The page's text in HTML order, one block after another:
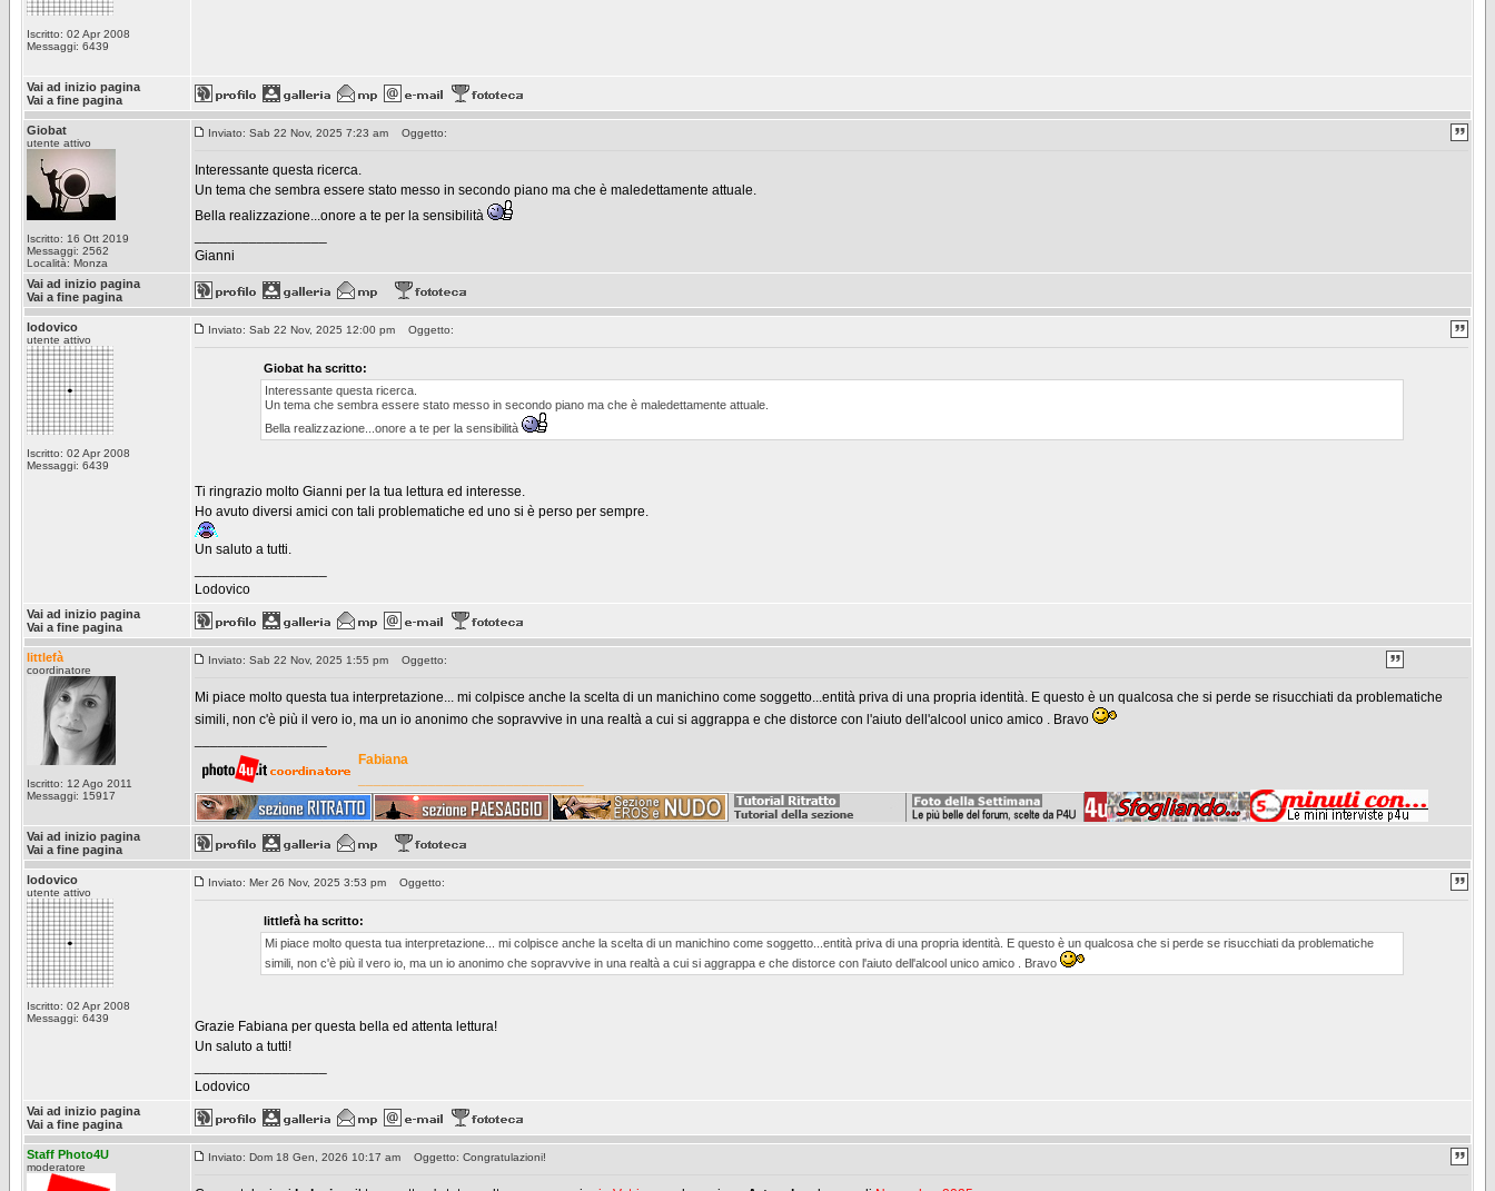
Iscritto: 02 Apr 2008
Messaggi: 6439
Vai ad inizio pagina
Vai a fine pagina
Giobat
utente attivo
Iscritto: 16 Ott 2019
Messaggi: 2562
Località: Monza
Inviato: Sab 22 Nov, 2025 7:23 am Oggetto:
Interessante questa ricerca.
Un tema che sembra essere stato messo in secondo piano ma che è maledettamente attuale.
Bella realizzazione...onore a te per la sensibilità
Gianni
Vai ad inizio pagina
Vai a fine pagina
lodovico
utente attivo
Iscritto: 02 Apr 2008
Messaggi: 6439
Inviato: Sab 22 Nov, 2025 12:00 pm Oggetto:
Giobat ha scritto:
Interessante questa ricerca.
Un tema che sembra essere stato messo in secondo piano ma che è maledettamente attuale.
Bella realizzazione...onore a te per la sensibilità
Ti ringrazio molto Gianni per la tua lettura ed interesse.
Ho avuto diversi amici con tali problematiche ed uno si è perso per sempre.
Un saluto a tutti.
Lodovico
Vai ad inizio pagina
Vai a fine pagina
littlefà
coordinatore
Iscritto: 12 Ago 2011
Messaggi: 15917
Inviato: Sab 22 Nov, 2025 1:55 pm Oggetto:
Mi piace molto questa tua interpretazione... mi colpisce anche la scelta di un manichino come soggetto...entità priva di una propria identità. E questo è un qualcosa che si perde se risucchiati da problematiche
simili, non c'è più il vero io, ma un io anonimo che sopravvive in una realtà a cui si aggrappa e che distorce con l'aiuto dell'alcool unico amico . Bravo
Fabiana
Vai ad inizio pagina
Vai a fine pagina
lodovico
utente attivo
Iscritto: 02 Apr 2008
Messaggi: 6439
Inviato: Mer 26 Nov, 2025 3:53 pm Oggetto:
littlefà ha scritto:
Mi piace molto questa tua interpretazione... mi colpisce anche la scelta di un manichino come soggetto...entità priva di una propria identità. E questo è un qualcosa che si perde se risucchiati da problematiche
simili, non c'è più il vero io, ma un io anonimo che sopravvive in una realtà a cui si aggrappa e che distorce con l'aiuto dell'alcool unico amico . Bravo
Grazie Fabiana per questa bella ed attenta lettura!
Un saluto a tutti!
Lodovico
Vai ad inizio pagina
Vai a fine pagina
Staff Photo4U
moderatore
Inviato: Dom 18 Gen, 2026 10:17 am Oggetto: Congratulazioni!